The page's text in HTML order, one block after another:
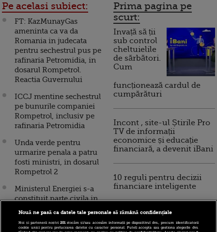
Pe acelasi subiect:
FT: KazMunayGas
ameninta ca va da
Romania in judecata
pentru sechestrul pus pe
rafinaria Petromidia, in
dosarul Rompetrol.
Reactia Guvernului
ICCJ mentine sechestrul
pe bunurile companiei
Rompetrol, inclusiv pe
rafinaria Petromidia
Unda verde pentru
urmarire penala a patru
fosti ministri, in dosarul
Rompetrol 2
Ministerul Energiei s-a
constituit parte civila in
dosarul Rompetrol.
sa ne aparam interesele,
Prima pagina pe
scurt:
Invață să ții
sub control
cheltuielile
de sărbători.
Cum
funcționează cardul de
cumpărături
Incont , site-ul Știrile Pro
TV de informații
economice și educație
financiară, a devenit iBani
10 reguli pentru decizii
financiare inteligente
Nouă ne pasă ca datele tale personale să rămână confidențiale
Noi și partenerii noștri201stocăm și/sau accesăm informații pe dispozitivul dvs., precum identificatorii
cookie unici pentru prelucrarea datelor cu caracter personal. Puteți accepta sau gestiona alegerile dvs.